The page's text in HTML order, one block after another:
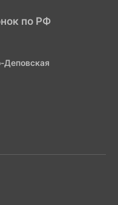
по РФ
Деповская